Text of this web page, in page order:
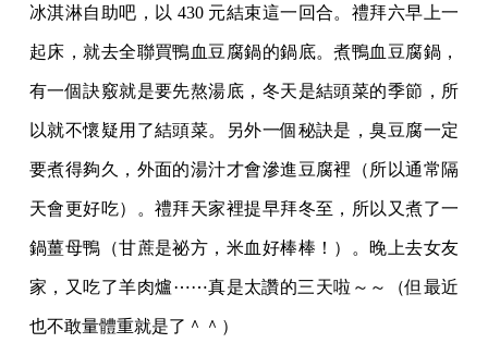
冰淇淋自助吧，以 430 元結束這一回合。禮拜六早上一
起床，就去全聯買鴨血豆腐鍋的鍋底。煮鴨血豆腐鍋，
有一個訣竅就是要先熬湯底，冬天是結頭菜的季節，所
以就不懷疑用了結頭菜。另外一個秘訣是，臭豆腐一定
要煮得夠久，外面的湯汁才會滲進豆腐裡（所以通常隔
天會更好吃）。禮拜天家裡提早拜冬至，所以又煮了一
鍋薑母鴨（甘蔗是祕方，米血好棒棒！）。晚上去女友
家，又吃了羊肉爐⋯⋯真是太讚的三天啦～～（但最近
也不敢量體重就是了＾＾）